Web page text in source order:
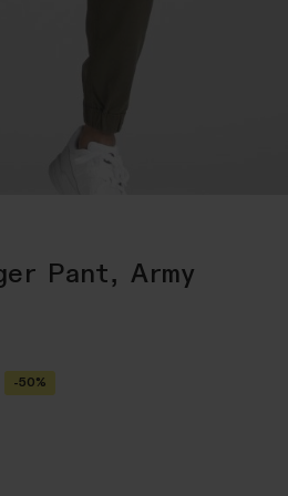
Pant, Army
-50%